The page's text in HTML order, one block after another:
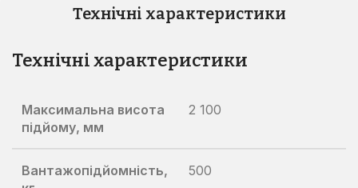
Технічні характеристики
Технічні характеристики
Максимальна висота
підйому, мм
2 100
Вантажопідйомність,
500